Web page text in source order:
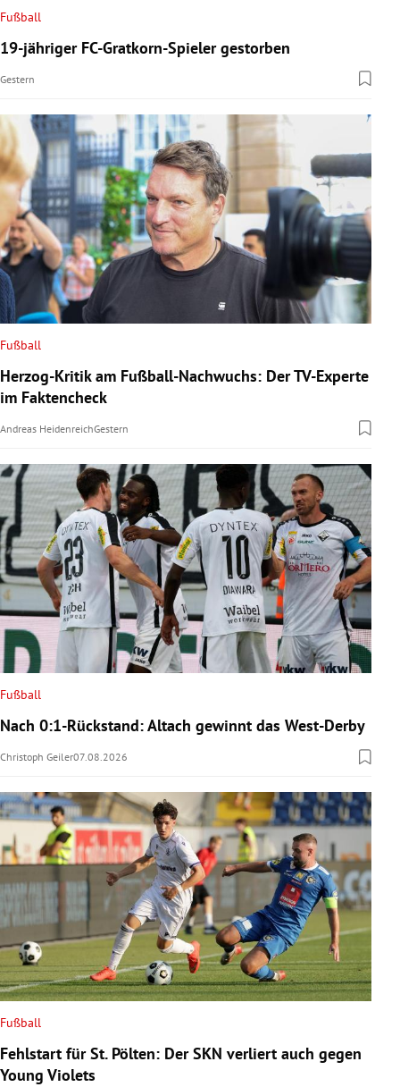
Fußball
19-jähriger FC-Gratkorn-Spieler gestorben
Gestern
Fußball
Herzog-Kritik am Fußball-Nachwuchs: Der TV-Experte
im Faktencheck
Andreas HeidenreichGestern
Fußball
Nach 0:1-Rückstand: Altach gewinnt das West-Derby
Christoph Geiler07.08.2026
Fußball
Fehlstart für St. Pölten: Der SKN verliert auch gegen
Young Violets